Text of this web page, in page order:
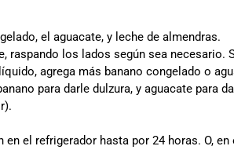
el aguacate, y leche de almendras.
los lados según sea necesario.
agrega más banano congelado o
para darle dulzura, y aguacate para
el refrigerador hasta por 24 horas. O,